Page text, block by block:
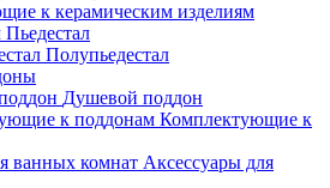
к керамическим изделиям
Пьедестал
Полупьедестал
Душевой поддон
Комплектующие к
Аксессуары для